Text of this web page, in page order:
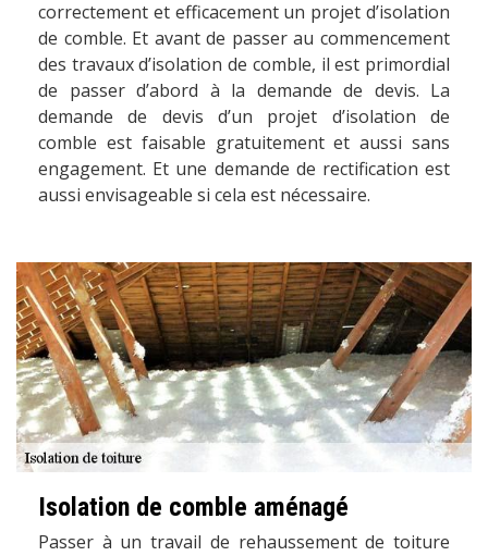
correctement et efficacement un projet d’isolation
de comble. Et avant de passer au commencement
des travaux d’isolation de comble, il est primordial
de passer d’abord à la demande de devis. La
demande de devis d’un projet d’isolation de
comble est faisable gratuitement et aussi sans
engagement. Et une demande de rectification est
aussi envisageable si cela est nécessaire.
Isolation de comble aménagé
Passer à un travail de rehaussement de toiture